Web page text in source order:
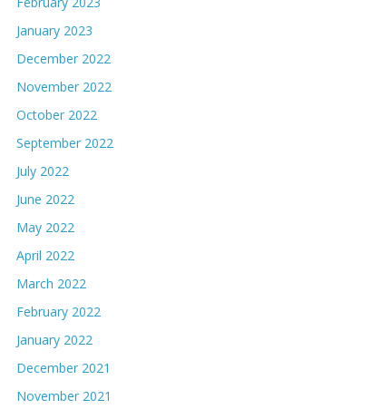
January 2023
December 2022
November 2022
October 2022
September 2022
July 2022
June 2022
May 2022
April 2022
March 2022
February 2022
January 2022
December 2021
November 2021